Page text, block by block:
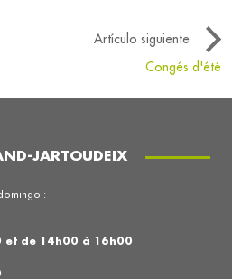
Artículo siguiente
Congés d'été
JARTOUDEIX
:
et de 14h00 à 16h00